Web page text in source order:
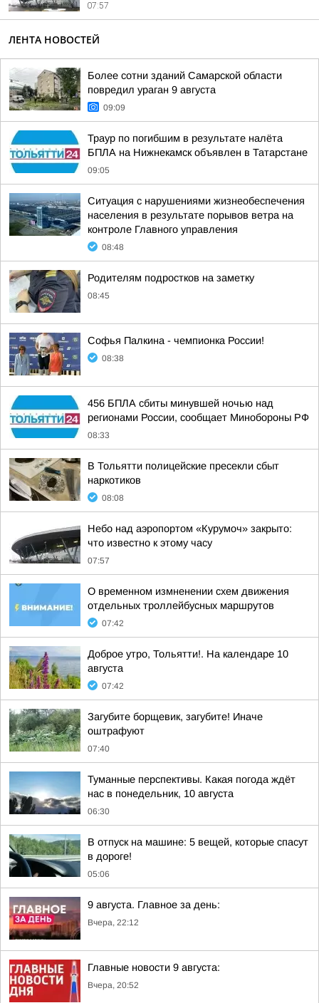
07:57
ЛЕНТА НОВОСТЕЙ
Более сотни зданий Самарской области
повредил ураган 9 августа
09:09
Траур по погибшим в результате налёта
БПЛА на Нижнекамск объявлен в Татарстане
09:05
Ситуация с нарушениями жизнеобеспечения
населения в результате порывов ветра на
контроле Главного управления
08:48
Родителям подростков на заметку
08:45
Софья Палкина - чемпионка России!
08:38
456 БПЛА сбиты минувшей ночью над
регионами России, сообщает Минобороны РФ
08:33
В Тольятти полицейские пресекли сбыт
наркотиков
08:08
Небо над аэропортом «Курумоч» закрыто:
что известно к этому часу
07:57
О временном измненении схем движения
отдельных троллейбусных маршрутов
07:42
Доброе утро, Тольятти!. На календаре 10
августа
07:42
Загубите борщевик, загубите! Иначе
оштрафуют
07:40
Туманные перспективы. Какая погода ждёт
нас в понедельник, 10 августа
06:30
В отпуск на машине: 5 вещей, которые спасут
в дороге!
05:06
9 августа. Главное за день:
Вчера, 22:12
Главные новости 9 августа:
Вчера, 20:52